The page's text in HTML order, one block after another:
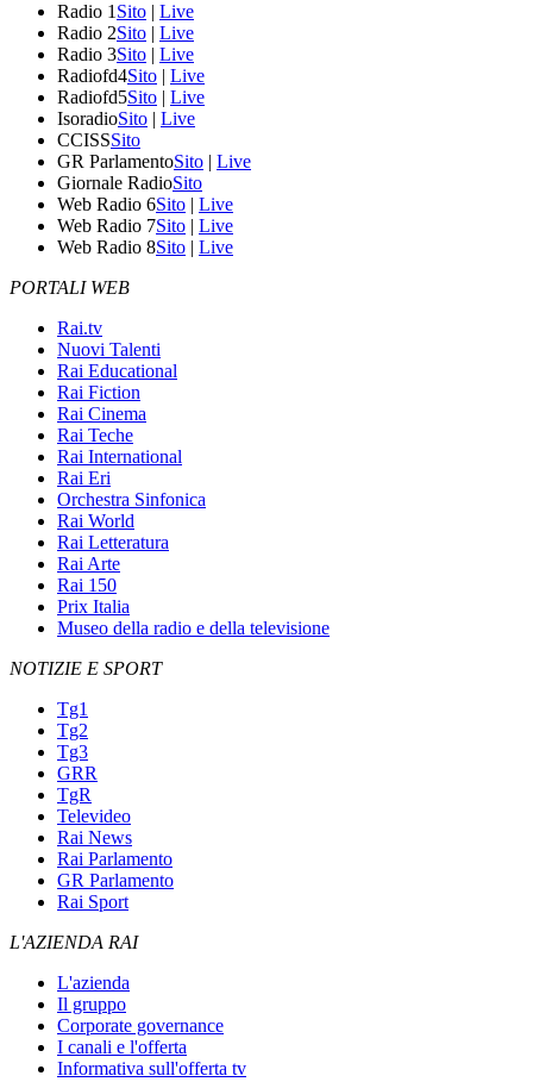
Radio 1 Sito | Live
Radio 2Sito | Live
Radio 3Sito | Live
Radiofd4Sito | Live
Radiofd5Sito | Live
IsoradioSito | Live
CCISSSito
GR ParlamentoSito | Live
Giornale RadioSito
Web Radio 6Sito | Live
Web Radio 7Sito | Live
Web Radio 8Sito | Live
PORTALI WEB
Rai.tv
Nuovi Talenti
Rai Educational
Rai Fiction
Rai Cinema
Rai Teche
Rai International
Rai Eri
Orchestra Sinfonica
Rai World
Rai Letteratura
Rai Arte
Rai 150
Prix Italia
Museo della radio e della televisione
NOTIZIE E SPORT
Tg1
Tg2
Tg3
GRR
TgR
Televideo
Rai News
Rai Parlamento
GR Parlamento
Rai Sport
L'AZIENDA RAI
L'azienda
Il gruppo
Corporate governance
I canali e l'offerta
Informativa sull'offerta tv